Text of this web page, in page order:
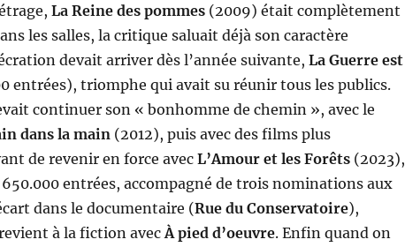
La Reine des pommes(2009) était complètement
les salles, la critique saluait déjà son caractère
devait arriver dès l’année suivante, La Guerre est
entrées), triomphe qui avait su réunir tous les publics.
continuer son « bonhomme de chemin », avec le
dans la main (2012), puis avec des films plus
de revenir en force avecL’Amour et les Forêts(2023),
entrées, accompagné de trois nominations aux
dans le documentaire (Rue du Conservatoire),
à la fiction avec À pied d’oeuvre. Enfin quand on